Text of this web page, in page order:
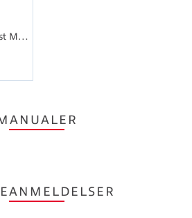
HeatX Heated Fleece Vest Mens